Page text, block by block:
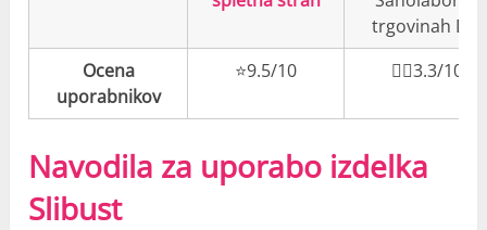
trgovinah DM
Ocena
uporabnikov
⭐️9.5/10 👎🏼3.3/10
Navodila za uporabo izdelka
Slibust